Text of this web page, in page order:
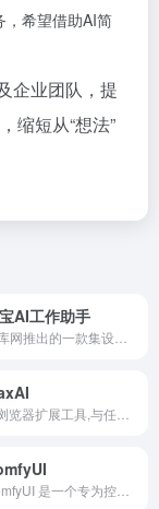
，希望借助AI简
企业团队，提
缩短从“想法”
AI工作助手